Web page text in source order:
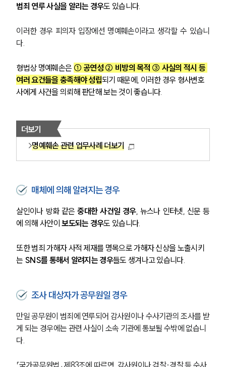
범죄 연루 사실을 알리는 경우도 있습니다.
이러한 경우 피의자 입장에선 명예훼손이라고 생각할 수 있습니
다.
형법상 명예훼손은 ① 공연성 ② 비방의 목적 ③ 사실의 적시 등
여러 요건들을 충족해야 성립되기 때문에, 이러한 경우 형사변호
사에게 사건을 의뢰해 판단해 보는 것이 좋습니다.
더보기
명예훼손 관련 업무사례 더보기
매체에 의해 알려지는 경우
살인이나 방화 같은 중대한 사건일 경우, 뉴스나 인터넷, 신문 등
에 의해 사안이 보도되는 경우도 있습니다.
또한 범죄 가해자 사적 제재를 명목으로 가해자 신상을 노출시키
는 SNS를 통해서 알려지는 경우들도 생겨나고 있습니다.
조사 대상자가 공무원일 경우
만일 공무원이 범죄에 연루되어 감사원이나 수사기관의 조사를 받
게 되는 경우에는 관련 사실이 소속 기관에 통보될 수밖에 없습니
다.